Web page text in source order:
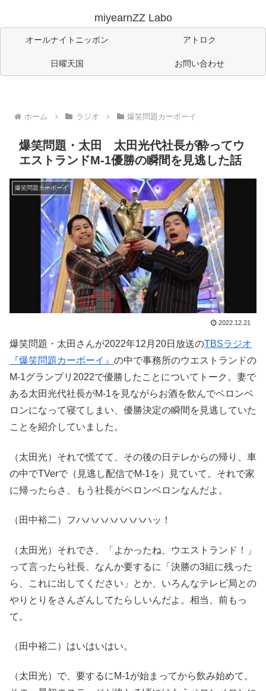
miyearnZZ Labo
オールナイトニッポン アトロク
日曜天国 お問い合わせ
ホーム ラジオ 爆笑問題カーボーイ
爆笑問題・太田 太田光代社長が酔ってウ
エストランドM-1優勝の瞬間を見逃した話
爆笑問題カーボーイ
2022.12.21
爆笑問題・太田さんが2022年12月20日放送のTBSラジオ
『爆笑問題カーボーイ』 の中で事務所のウエストランドの
M-1グランプリ2022で優勝したことについてトーク。妻で
ある太田光代社長がM-1を見ながらお酒を飲んでベロンベ
ロンになって寝てしまい、優勝決定の瞬間を見逃していた
ことを紹介していました。
（太田光）それで慌てて、その後の日テレからの帰り、車
の中でTVerで（見逃し配信でM-1を）見ていて。それで家
に帰ったらさ、もう社長がベロンベロンなんだよ。
（田中裕二）フハハハハハハハハッ！
（太田光）それでさ、「よかったね、ウエストランド！」
って言ったら社長、なんか要するに「決勝の3組に残った
ら、これに出してください」とか、いろんなテレビ局との
やりとりをさんざんしてたらしいんだよ。相当、前もっ
て。
（田中裕二）はいはいはい。
（太田光）で、要するにM-1が始まってから飲み始めて。